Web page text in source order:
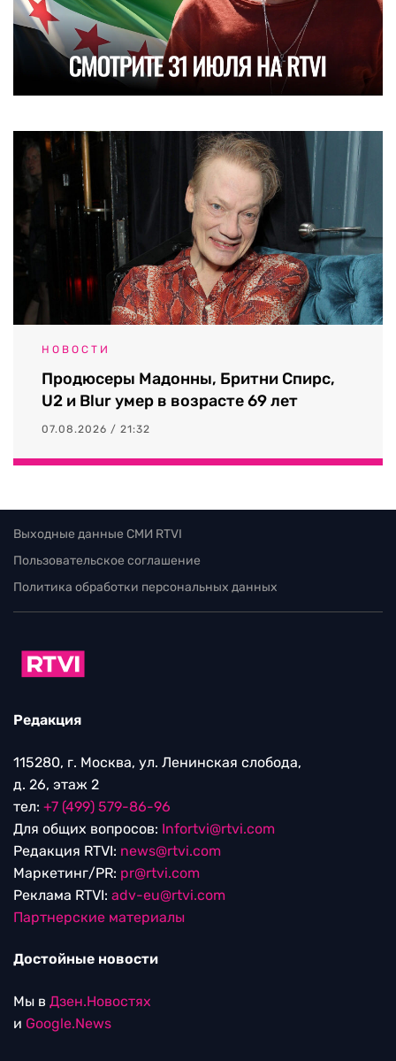
НОВОСТИ
Продюсеры Мадонны, Бритни Спирс,
U2 и Blur умер в возрасте 69 лет
07.08.2026 / 21:32
Выходные данные СМИ RTVI
Пользовательское соглашение
Политика обработки персональных данных
Редакция
115280, г. Москва, ул. Ленинская слобода,
д. 26, этаж 2
тел: +7 (499) 579-86-96
Для общих вопросов: Infortvi@rtvi.com
Редакция RTVI: news@rtvi.com
Маркетинг/PR: pr@rtvi.com
Реклама RTVI: adv-eu@rtvi.com
Партнерские материалы
Достойные новости
Мы в Дзен.Новостях
и Google.News